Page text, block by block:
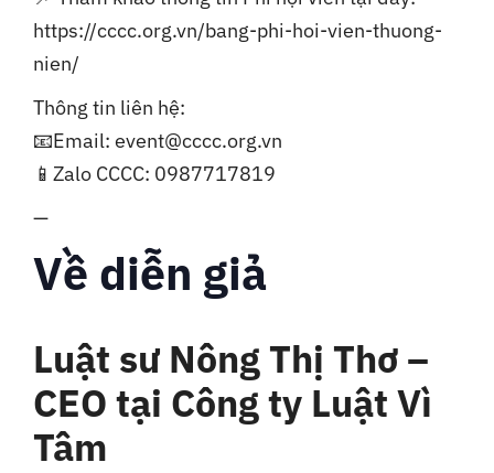
https://cccc.org.vn/bang-phi-hoi-vien-thuong-
nien/
Thông tin liên hệ:
📧Email: event@cccc.org.vn
📱Zalo CCCC: 0987717819
—
Về diễn giả
Luật sư Nông Thị Thơ –
CEO tại Công ty Luật Vì
Tâm